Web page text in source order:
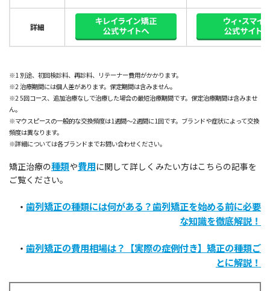
詳細
※1 別途、初回検診料、再診料、リテーナー費⽤がかかります。
※2 治療期間には個人差があります。保定期間は含みません。
※2 5回コース、追加治療なしで治療した場合の最短治療期間です。保定治療期間は含みませ
ん。
※マウスピースの一般的な交換頻度は1週間～2週間に1回です。ブランドや症状によって交換
頻度は異なります。
※詳細については各ブランドまでお問い合わせください。
矯正治療の種類や費用に関して詳しくみたい方はこちらの記事を
ご覧ください。
・ 歯列矯正の種類には何がある？歯列矯正を始める前に必要
な知識を徹底解説！
・ 歯列矯正の費用相場は？【実際の症例付き】矯正の種類ご
とに解説！